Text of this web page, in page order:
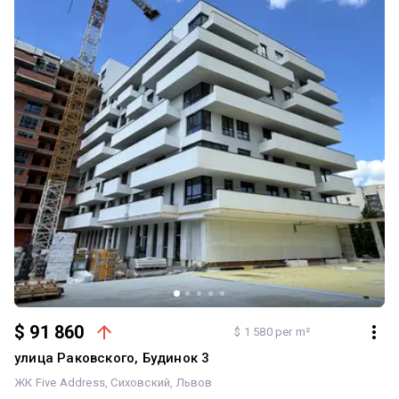
$ 91 860 $ 1 580 per m²
улица Раковского, Будинок 3
ЖК Five Address Сиховский Львов